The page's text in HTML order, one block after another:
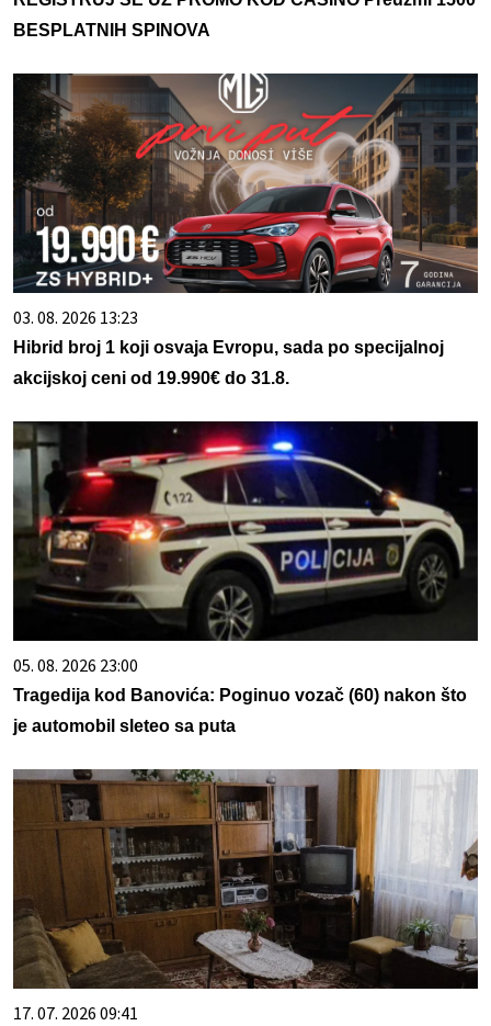
BESPLATNIH SPINOVA
03. 08. 2026 13:23
Hibrid broj 1 koji osvaja Evropu, sada po specijalnoj
akcijskoj ceni od 19.990€ do 31.8.
05. 08. 2026 23:00
Tragedija kod Banovića: Poginuo vozač (60) nakon što
je automobil sleteo sa puta
17. 07. 2026 09:41